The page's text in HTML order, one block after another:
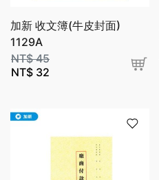
加新 收文簿(牛皮封面)
1129A
NT$45
NT$ 32